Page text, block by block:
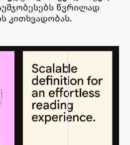
წვრილად
კითხვადობას.